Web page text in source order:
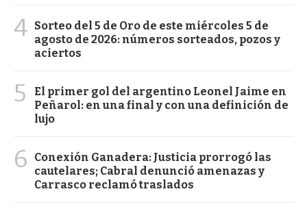
4 Sorteo del 5 de Oro de este miércoles 5 de
agosto de 2026: números sorteados, pozos y
aciertos
5
El primer gol del argentino Leonel Jaime en
Peñarol: en una final y con una definición de
lujo
6
Conexión Ganadera: Justicia prorrogó las
cautelares; Cabral denunció amenazas y
Carrasco reclamó traslados